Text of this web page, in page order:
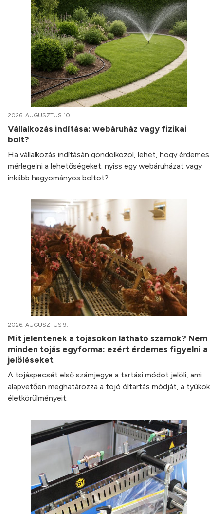
2026. AUGUSZTUS 10.
Vállalkozás indítása: webáruház vagy fizikai
bolt?
Ha vállalkozás indításán gondolkozol, lehet, hogy érdemes
mérlegelni a lehetőségeket: nyiss egy webáruházat vagy
inkább hagyományos boltot?
2026. AUGUSZTUS 9.
Mit jelentenek a tojásokon látható számok? Nem
minden tojás egyforma: ezért érdemes figyelni a
jelöléseket
A tojáspecsét első számjegye a tartási módot jelöli, ami
alapvetően meghatározza a tojó óltartás módját, a tyúkok
életkörülményeit.